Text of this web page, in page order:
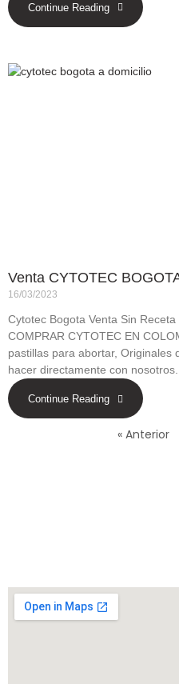
Continue Reading
Venta CYTOTEC
16/03/2023
Cytotec Bogota Venta Sin
COMPRAR CYTOTEC EN
pastillas para abortar, Originales
hacer directamente con
Continue Reading
« Anterior